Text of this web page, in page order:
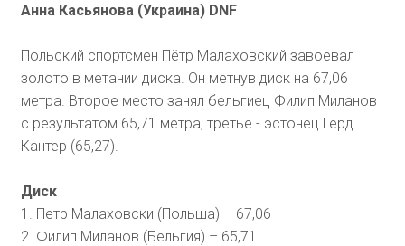
Анна Касьянова (Украина) DNF
Польский спортсмен Пётр Малаховский завоевал
золото в метании диска. Он метнув диск на 67,06
метра. Второе место занял бельгиец Филип Миланов
с результатом 65,71 метра, третье - эстонец Герд
Кантер (65,27).
Диск
1. Петр Малаховски (Польша) – 67,06
2. Филип Миланов (Бельгия) – 65,71